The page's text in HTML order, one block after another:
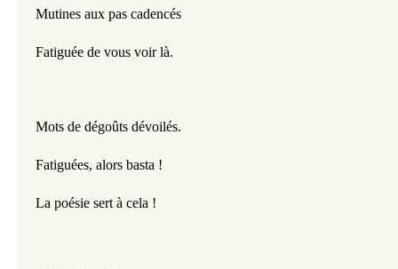
Mutines aux pas cadencés
Fatiguée de vous voir là.
Mots de dégoûts dévoilés.
Fatiguées, alors basta !
La poésie sert à cela !